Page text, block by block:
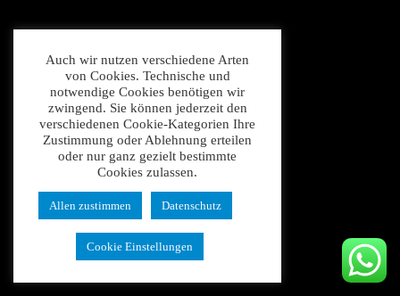
Auch wir nutzen verschiedene Arten
von Cookies. Technische und
notwendige Cookies benötigen wir
zwingend. Sie können jederzeit den
verschiedenen Cookie-Kategorien Ihre
Zustimmung oder Ablehnung erteilen
oder nur ganz gezielt bestimmte
Cookies zulassen.
Allen zustimmen Datenschutz
Cookie Einstellungen